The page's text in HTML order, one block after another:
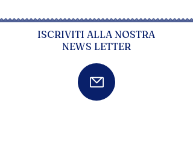
ISCRIVITI ALLA NOSTRA
NEWS LETTER